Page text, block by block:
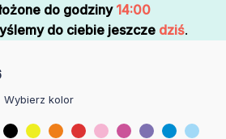
do godziny14:00
do ciebie jeszcze dziś.
Wybierz kolor